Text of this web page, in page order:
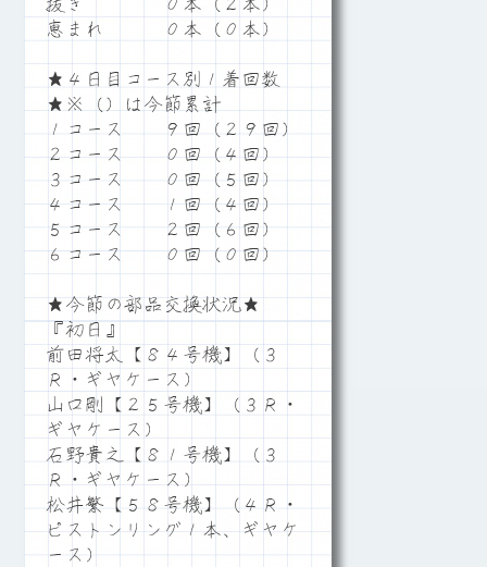
抜き ０本（２本）
恵まれ ０本（０本）
★４日目コース別１着回数
★※（）は今節累計
１コース ９回（２９回）
２コース ０回（４回）
３コース ０回（５回）
４コース １回（４回）
５コース ２回（６回）
６コース ０回（０回）
★今節の部品交換状況★
『初日』
前田将太【８４号機】（３
Ｒ・ギヤケース）
山口剛【２５号機】（３Ｒ・
ギヤケース）
石野貴之【８１号機】（３
Ｒ・ギヤケース）
松井繁【５８号機】（４Ｒ・
ピストンリング１本、ギヤケ
ース）